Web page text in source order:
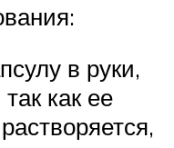
в руки,
как ее